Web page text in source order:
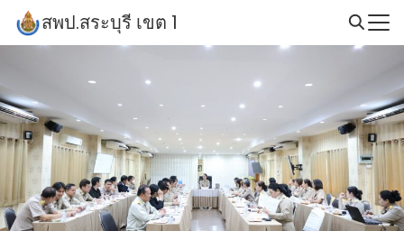
Skip
สพป.สระบุรี เขต 1
Search